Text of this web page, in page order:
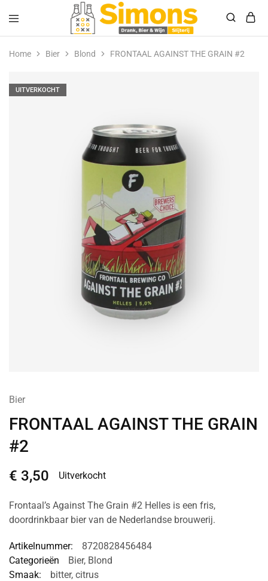
Simonsdrank.nl
Drank,
Bier
&
Home Bier Blond FRONTAAL AGAINST THE GRAIN #2
UITVERKOCHT
Bier
FRONTAAL AGAINST THE GRAIN
#2
€ 3,50 Uitverkocht
Frontaal’s Against The Grain #2 Helles is een fris,
doordrinkbaar bier van de Nederlandse brouwerij.
Artikelnummer:
8720828456484
Categorieën
Bier, Blond
Smaak:
bitter, citrus